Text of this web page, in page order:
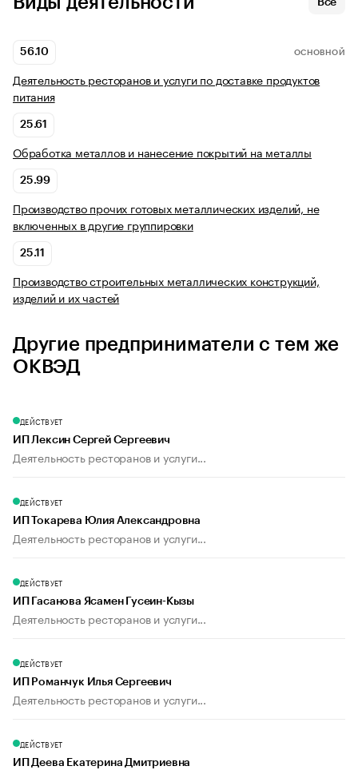
Все
56.10 ОСНОВНОЙ
Деятельность ресторанов и услуги по доставке продуктов
питания
25.61
Обработка металлов и нанесение покрытий на металлы
25.99
Производство прочих готовых металлических изделий, не
включенных в другие группировки
25.11
Производство строительных металлических конструкций,
изделий и их частей
Другие предприниматели с тем же
ОКВЭД
ДЕЙСТВУЕТ
ИП Лексин Сергей Сергеевич
Деятельность ресторанов и услуги...
ДЕЙСТВУЕТ
ИП Токарева Юлия Александровна
Деятельность ресторанов и услуги...
ДЕЙСТВУЕТ
ИП Гасанова Ясамен Гусеин-Кызы
Деятельность ресторанов и услуги...
ДЕЙСТВУЕТ
ИП Романчук Илья Сергеевич
Деятельность ресторанов и услуги...
ДЕЙСТВУЕТ
ИП Деева Екатерина Дмитриевна